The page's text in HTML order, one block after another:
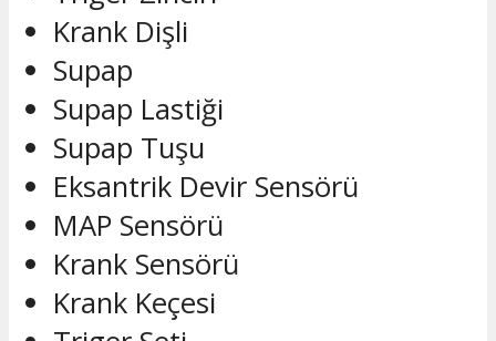
Krank Dişli
Supap
Supap Lastiği
Supap Tuşu
Eksantrik Devir Sensörü
MAP Sensörü
Krank Sensörü
Krank Keçesi